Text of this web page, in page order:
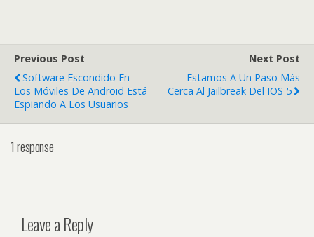
Previous Post
Software Escondido En
Los Móviles De Android Está
Espiando A Los Usuarios
Next Post
Estamos A Un Paso Más
Cerca Al Jailbreak Del IOS 5
1 response
Leave a Reply